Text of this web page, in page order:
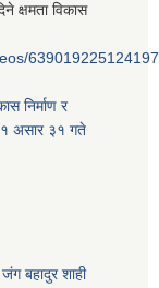
क्षमता विकास
639019225124197
निर्माण र
असार ३१ गते
बहादुर शाही